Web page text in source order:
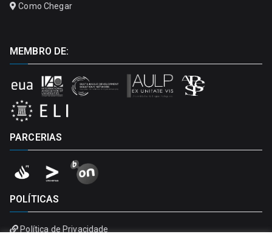
Como Chegar
MEMBRO DE:
PARCERIAS
POLÍTICAS
Política de Privacidade